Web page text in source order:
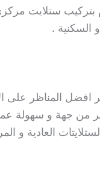
بتركيب ستلايت
السكنية .
المناظر على
من جهة و سهولة
العادية و